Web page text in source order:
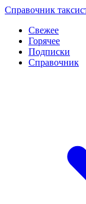
Перейти
контенту
Справочник
Свежее
Горячее
Подписки
Справочник